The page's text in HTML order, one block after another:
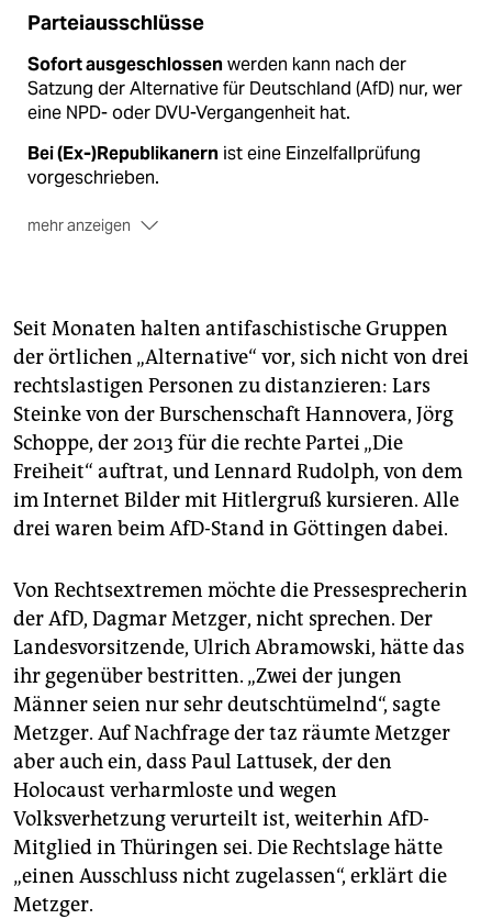
Parteiausschlüsse
Sofort ausgeschlossenwerden kann nach der
Satzung der Alternative für Deutschland (AfD) nur, wer
eine NPD- oder DVU-Vergangenheit hat.
Bei (Ex-)Republikanern ist eine Einzelfallprüfung
vorgeschrieben.
mehr anzeigen
Auch bei früheren Mitgliedernder radikal-
islamfeindlichen „Die Freiheit“ Einzelprüfungen
vorzunehmen, hat die AfD in Baden-Württemberg
gerade beschlossen.(as)
Seit Monaten halten antifaschistische Gruppen
der örtlichen „Alternative“ vor, sich nicht von drei
rechtslastigen Personen zu distanzieren: Lars
Steinke von der Burschenschaft Hannovera, Jörg
Schoppe, der 2013 für die rechte Partei „Die
Freiheit“ auftrat, und Lennard Rudolph, von dem
im Internet Bilder mit Hitlergruß kursieren. Alle
drei waren beim AfD-Stand in Göttingen dabei.
Von Rechtsextremen möchte die Pressesprecherin
der AfD, Dagmar Metzger, nicht sprechen. Der
Landesvorsitzende, Ulrich Abramowski, hätte das
ihr gegenüber bestritten. „Zwei der jungen
Männer seien nur sehr deutschtümelnd“, sagte
Metzger. Auf Nachfrage der taz räumte Metzger
aber auch ein, dass Paul Lattusek, der den
Holocaust verharmloste und wegen
Volksverhetzung verurteilt ist, weiterhin AfD-
Mitglied in Thüringen sei. Die Rechtslage hätte
„einen Ausschluss nicht zugelassen“, erklärt die
Metzger.